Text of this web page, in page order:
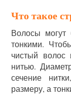
Что такое
Волосы
тонкими.
чистый
нитью.
сечение
размеру, а